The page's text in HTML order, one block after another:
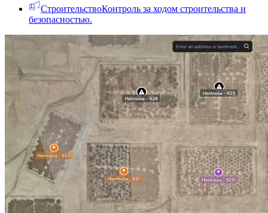
СтроительствоКонтроль за ходом строительства и
безопасностью.